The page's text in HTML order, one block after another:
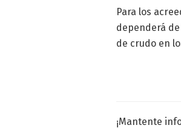
Para los
dependerá
de crudo en
¡Mantente